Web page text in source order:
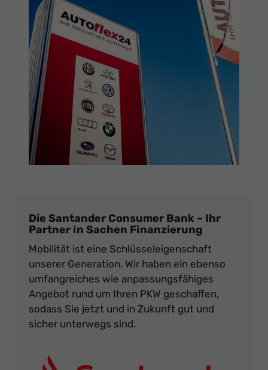
Die Santander Consumer Bank – Ihr
Partner in Sachen Finanzierung
Mobilität ist eine Schlüsseleigenschaft
unserer Generation. Wir haben ein ebenso
umfangreiches wie anpassungsfähiges
Angebot rund um Ihren PKW geschaffen,
sodass Sie jetzt und in Zukunft gut und
sicher unterwegs sind.